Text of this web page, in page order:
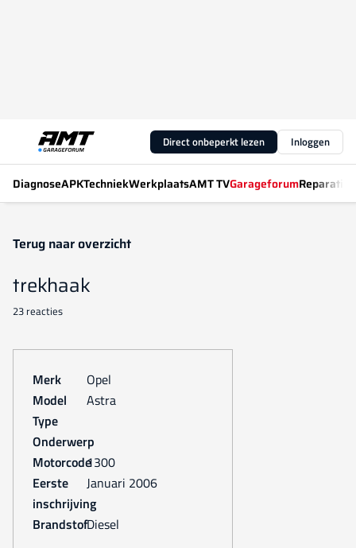
Direct onbeperkt lezen Inloggen
DiagnoseAPKTechniekWerkplaatsAMT TVGarageforum
Terug naar overzicht
trekhaak
23 reacties
Merk
Opel
Model
Astra
Type
Onderwerp
Motorcode1300
Eerste
inschrijving
januari 2006
Brandstof Diesel